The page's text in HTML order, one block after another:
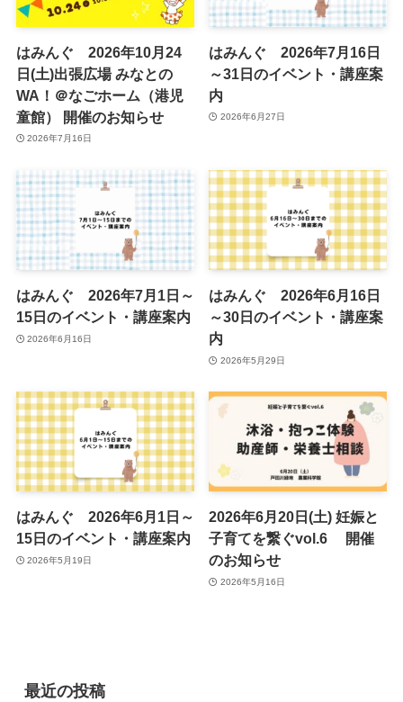
はみんぐ 2026年10月24
日(土)出張広場 みなとの
WA！＠なごホーム（港児
童館） 開催のお知らせ
2026年7月16日
はみんぐ 2026年7月16日
～31日のイベント・講座案
内
2026年6月27日
はみんぐ 2026年7月1日～
15日のイベント・講座案内
2026年6月16日
はみんぐ 2026年6月16日
～30日のイベント・講座案
内
2026年5月29日
はみんぐ 2026年6月1日～
15日のイベント・講座案内
2026年5月19日
2026年6月20日(土) 妊娠と
子育てを繋ぐvol.6 開催
のお知らせ
2026年5月16日
最近の投稿